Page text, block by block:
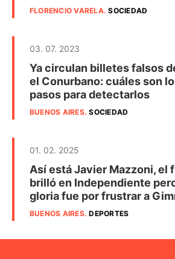
FLORENCIO VARELA.SOCIEDAD
03. 07. 2023
Ya circulan billetes falsos
el Conurbano: cuáles son
pasos para detectarlos
BUENOS AIRES.SOCIEDAD
01. 02. 2025
Así está Javier Mazzoni, el
brilló en Independiente
gloria fue por frustrar a
BUENOS AIRES.DEPORTES